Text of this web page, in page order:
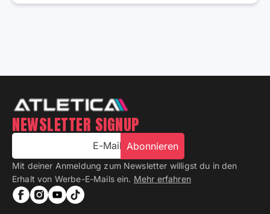
NEWSLETTER SIGNUP
E-Mail Abonnieren
Mit deiner Anmeldung zum Newsletter willigst du in den
Erhalt von Werbe-E-Mails ein. Mehr erfahren